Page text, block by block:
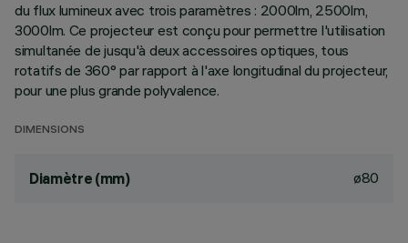
du flux lumineux avec trois paramètres : 2000lm, 2500lm,
3000lm. Ce projecteur est conçu pour permettre l'utilisation
simultanée de jusqu'à deux accessoires optiques, tous
rotatifs de 360° par rapport à l'axe longitudinal du projecteur,
pour une plus grande polyvalence.
DIMENSIONS
Diamètre (mm) ø80